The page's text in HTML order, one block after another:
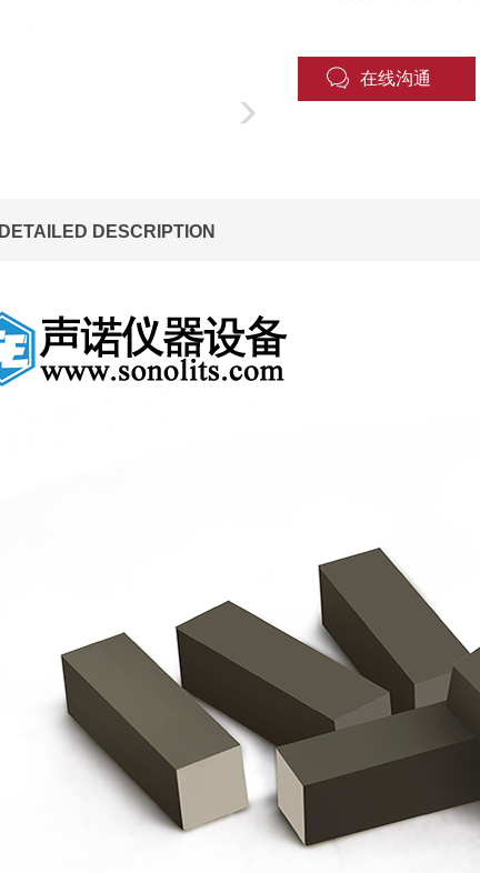
在线沟通
DETAILED DESCRIPTION